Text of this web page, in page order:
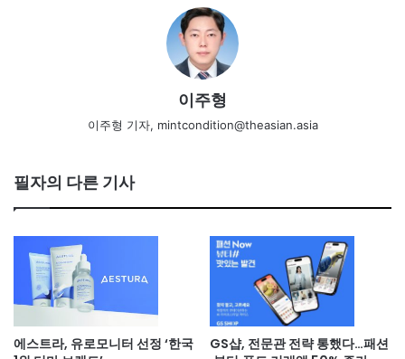
이주형
이주형 기자, mintcondition@theasian.asia
필자의 다른 기사
에스트라, 유로모니터 선정 ‘한국
GS샵, 전문관 전략 통했다…패션